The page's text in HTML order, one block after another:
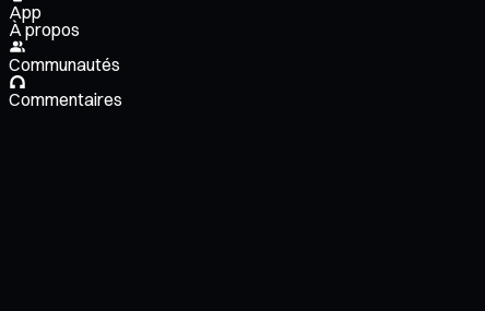
App
À propos
Communautés
Commentaires